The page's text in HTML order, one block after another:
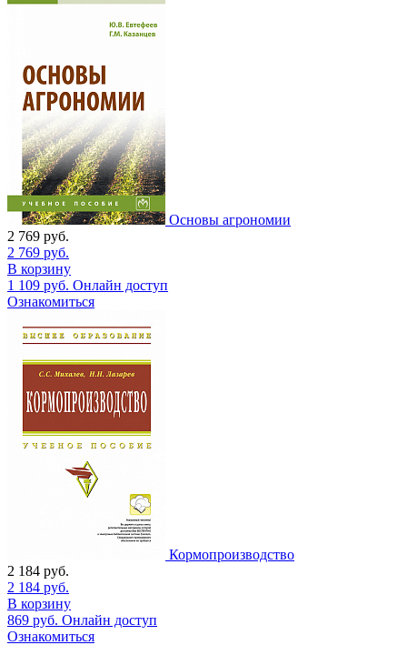
Основы агрономии
2 769 руб.
2 769 руб.
В корзину
1 109 руб. Онлайн доступ
Ознакомиться
Кормопроизводство
2 184 руб.
2 184 руб.
В корзину
869 руб. Онлайн доступ
Ознакомиться